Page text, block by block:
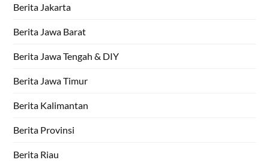
Berita Jakarta
Berita Jawa Barat
Berita Jawa Tengah & DIY
Berita Jawa Timur
Berita Kalimantan
Berita Provinsi
Berita Riau